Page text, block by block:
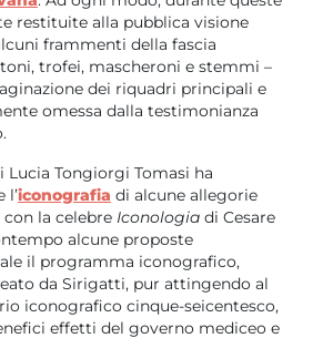
restituite alla pubblica visione
frammenti della fascia
trofei, mascheroni e stemmi –
dei riquadri principali e
omessa dalla testimonianza
Lucia Tongiorgi Tomasi ha
l’iconografia di alcune allegorie
la celebre Iconologia di Cesare
alcune proposte
il programma iconografico,
da Sirigatti, pur attingendo al
iconografico cinque-seicentesco,
effetti del governo mediceo e